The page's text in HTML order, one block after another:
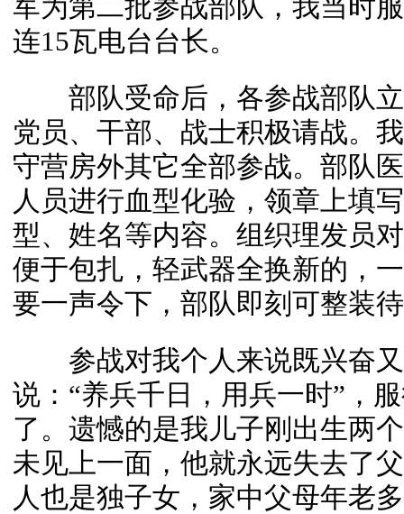
军为第二批参战部队，我当时
连15瓦电台台长。
部队受命后，各参战部队立
党员、干部、战士积极请战。
守营房外其它全部参战。部队
人员进行血型化验，领章上填
型、姓名等内容。组织理发员
便于包扎，轻武器全换新的，
要一声令下，部队即刻可整装
参战对我个人来说既兴奋又
说：“养兵千日，用兵一时”，
了。遗憾的是我儿子刚出生两
未见上一面，他就永远失去了
人也是独子女，家中父母年老